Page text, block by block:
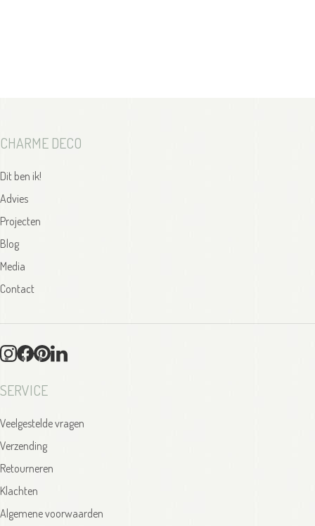
CHARME DECO
Dit ben ik!
Advies
Projecten
Blog
Media
Contact
SERVICE
Veelgestelde vragen
Verzending
Retourneren
Klachten
Algemene voorwaarden